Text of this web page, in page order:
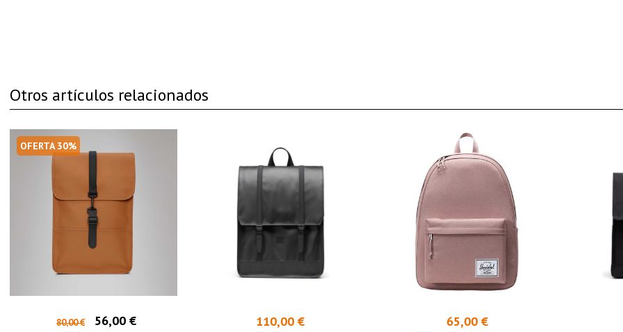
Otros artículos relacionados
OFERTA 30%
80,00 €
56,00 €
110,00 €
65,00 €